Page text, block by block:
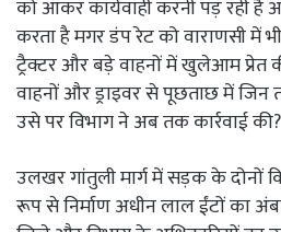
को आकर कार्यवाही करनी पड़ रही है
करता है मगर डंप रेट को वाराणसी में
ट्रैक्टर और बड़े वाहनों में खुलेआम
वाहनों और ड्राइवर से पूछताछ में जिन
उसे पर विभाग ने अब तक कार्रवाई की?
उलखर गांतुली मार्ग में सड़क के दोनों
रूप से निर्माण अधीन लाल ईंटों का